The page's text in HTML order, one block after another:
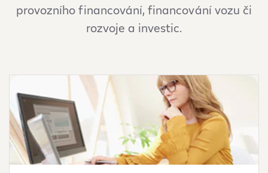
provozního financování, financování vozu či
rozvoje a investic.